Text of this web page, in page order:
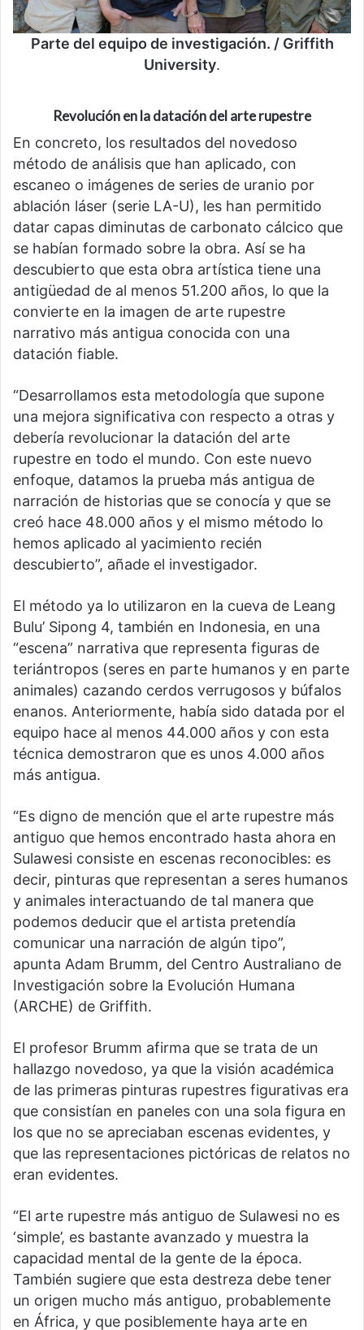
Parte del equipo de investigación. / Griffith
University.
Revolución en la datación del arte rupestre
En concreto, los resultados del novedoso
método de análisis que han aplicado, con
escaneo o imágenes de series de uranio por
ablación láser (serie LA-U), les han permitido
datar capas diminutas de carbonato cálcico que
se habían formado sobre la obra. Así se ha
descubierto que esta obra artística tiene una
antigüedad de al menos 51.200 años, lo que la
convierte en la imagen de arte rupestre
narrativo más antigua conocida con una
datación fiable.
“Desarrollamos esta metodología que supone
una mejora significativa con respecto a otras y
debería revolucionar la datación del arte
rupestre en todo el mundo. Con este nuevo
enfoque, datamos la prueba más antigua de
narración de historias que se conocía y que se
creó hace 48.000 años y el mismo método lo
hemos aplicado al yacimiento recién
descubierto”, añade el investigador.
El método ya lo utilizaron en la cueva de Leang
Bulu’ Sipong 4, también en Indonesia, en una
“escena” narrativa que representa figuras de
teriántropos (seres en parte humanos y en parte
animales) cazando cerdos verrugosos y búfalos
enanos. Anteriormente, había sido datada por el
equipo hace al menos 44.000 años y con esta
técnica demostraron que es unos 4.000 años
más antigua.
“Es digno de mención que el arte rupestre más
antiguo que hemos encontrado hasta ahora en
Sulawesi consiste en escenas reconocibles: es
decir, pinturas que representan a seres humanos
y animales interactuando de tal manera que
podemos deducir que el artista pretendía
comunicar una narración de algún tipo”,
apunta Adam Brumm, del Centro Australiano de
Investigación sobre la Evolución Humana
(ARCHE) de Griffith.
El profesor Brumm afirma que se trata de un
hallazgo novedoso, ya que la visión académica
de las primeras pinturas rupestres figurativas era
que consistían en paneles con una sola figura en
los que no se apreciaban escenas evidentes, y
que las representaciones pictóricas de relatos no
eran evidentes.
“El arte rupestre más antiguo de Sulawesi no es
‘simple’, es bastante avanzado y muestra la
capacidad mental de la gente de la época.
También sugiere que esta destreza debe tener
un origen mucho más antiguo, probablemente
en África, y que posiblemente haya arte en